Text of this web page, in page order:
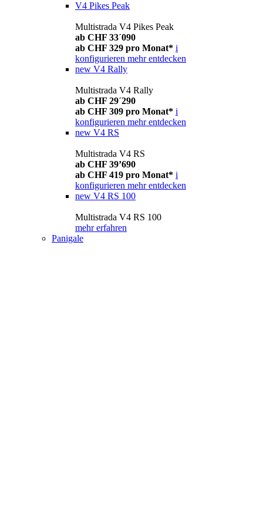
V4 Pikes Peak
Multistrada V4 Pikes Peak
ab CHF 33´090
ab CHF 329 pro Monat* i
konfigurieren mehr entdecken
new V4 Rally
Multistrada V4 Rally
ab CHF 29´290
ab CHF 309 pro Monat* i
konfigurieren mehr entdecken
new V4 RS
Multistrada V4 RS
ab CHF 39’690
ab CHF 419 pro Monat* i
konfigurieren mehr entdecken
new V4 RS 100
Multistrada V4 RS 100
mehr erfahren
Panigale